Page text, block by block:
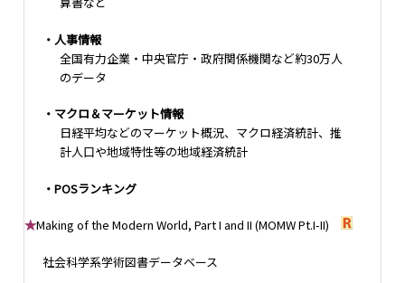
・人事情報
全国有力企業・中央官庁・政府関係機関など約30万人
のデータ
・マクロ＆マーケット情報
日経平均などのマーケット概況、マクロ経済統計、推
計人口や地域特性等の地域経済統計
・POSランキング
★Making of the Modern World, Part I and II (MOMW Pt.I-II)
社会科学系学術図書データベース